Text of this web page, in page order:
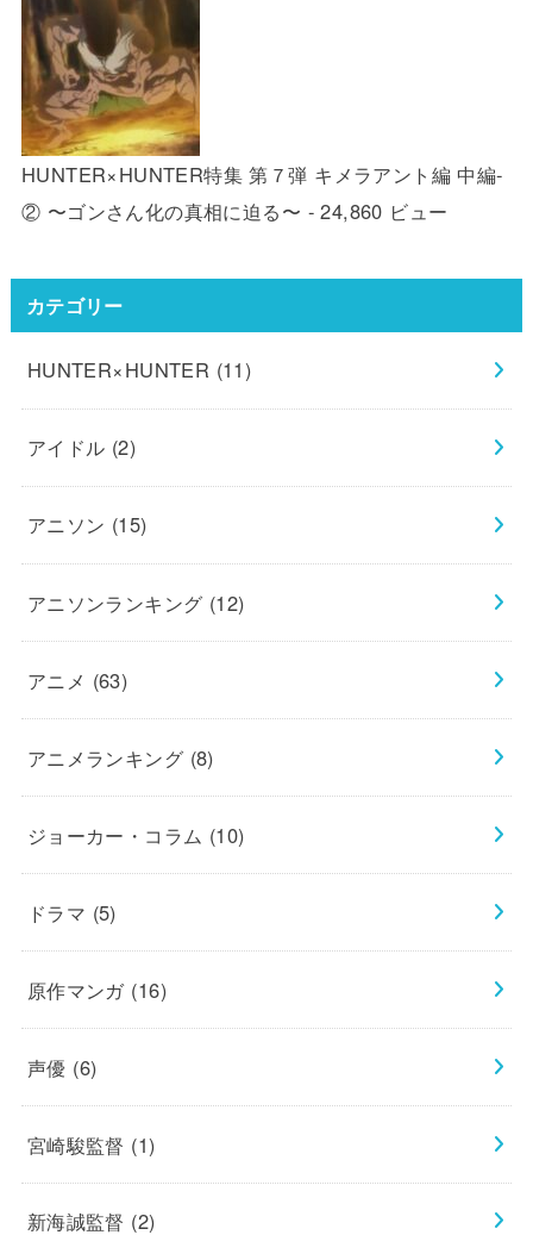
HUNTER×HUNTER特集 第７弾 キメラアント編 中編-
② 〜ゴンさん化の真相に迫る〜 - 24,860 ビュー
カテゴリー
HUNTER×HUNTER (11)
アイドル (2)
アニソン (15)
アニソンランキング (12)
アニメ (63)
アニメランキング (8)
ジョーカー・コラム (10)
ドラマ (5)
原作マンガ (16)
声優 (6)
宮崎駿監督 (1)
新海誠監督 (2)